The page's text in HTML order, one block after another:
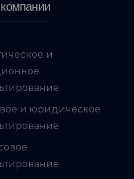
и
и юридическое